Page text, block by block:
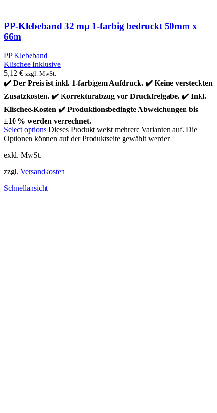
PP-Klebeband 32 mµ 1-farbig bedruckt 50mm x
66m
PP Klebeband
Klischee Inklusive
5,12 € zzgl. MwSt.
✔️ Der Preis ist inkl. 1-farbigem Aufdruck. ✔️ Keine versteckten
Zusatzkosten. ✔️ Korrekturabzug vor Druckfreigabe. ✔️ Inkl.
Klischee-Kosten ✔️ Produktionsbedingte Abweichungen bis
±10 % werden verrechnet.
Select options Dieses Produkt weist mehrere Varianten auf. Die
Optionen können auf der Produktseite gewählt werden
exkl. MwSt.
zzgl. Versandkosten
Schnellansicht